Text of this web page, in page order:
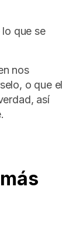
que se
nos
o que el
así